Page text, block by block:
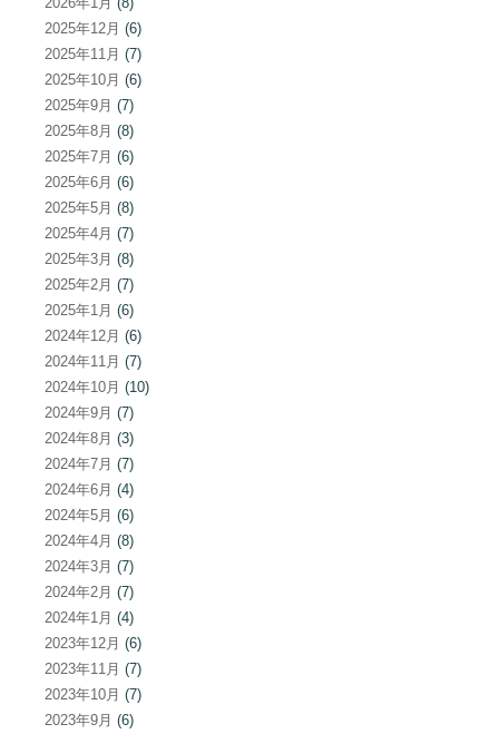
2025年12月 (6)
2025年11月 (7)
2025年10月 (6)
2025年9月 (7)
2025年8月 (8)
2025年7月 (6)
2025年6月 (6)
2025年5月 (8)
2025年4月 (7)
2025年3月 (8)
2025年2月 (7)
2025年1月 (6)
2024年12月 (6)
2024年11月 (7)
2024年10月 (10)
2024年9月 (7)
2024年8月 (3)
2024年7月 (7)
2024年6月 (4)
2024年5月 (6)
2024年4月 (8)
2024年3月 (7)
2024年2月 (7)
2024年1月 (4)
2023年12月 (6)
2023年11月 (7)
2023年10月 (7)
2023年9月 (6)